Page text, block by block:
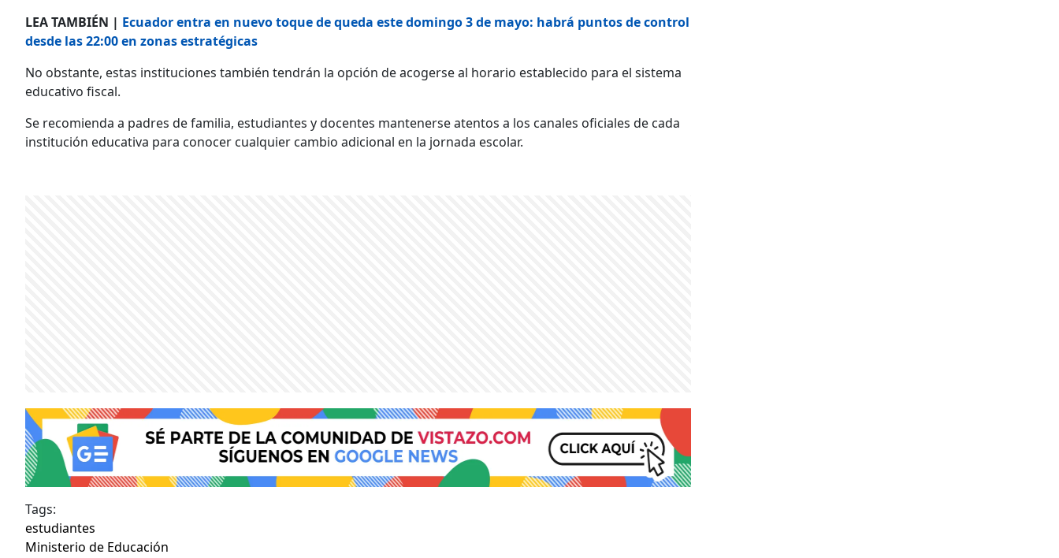
LEA TAMBIÉN | Ecuador entra en nuevo toque de queda este domingo 3 de mayo: habrá puntos de control
desde las 22:00 en zonas estratégicas
No obstante, estas instituciones también tendrán la opción de acogerse al horario establecido para el sistema
educativo fiscal.
Se recomienda a padres de familia, estudiantes y docentes mantenerse atentos a los canales oficiales de cada
institución educativa para conocer cualquier cambio adicional en la jornada escolar.
Tags:
estudiantes
Ministerio de Educación